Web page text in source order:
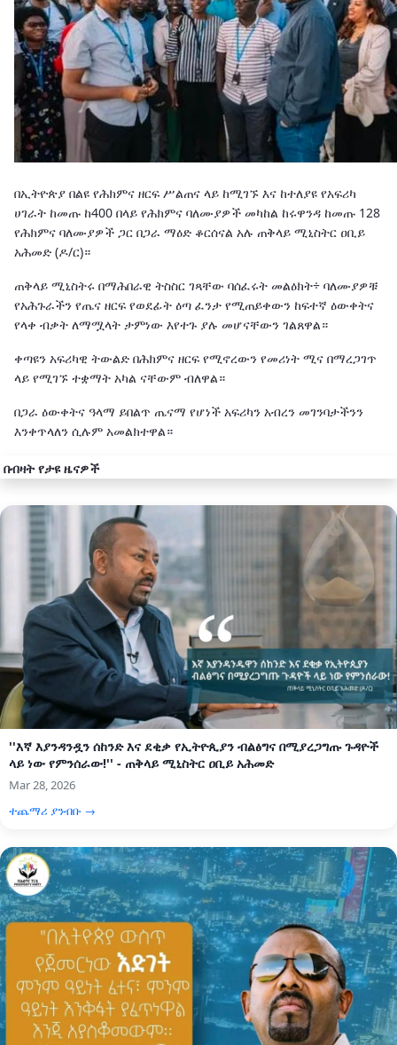
በኢትዮጵያ በልዩ የሕክምና ዘርፍ ሥልጠና ላይ ከሚገኙ እና ከተለያዩ የአፍሪካ
ሀገራት ከመጡ ከ400 በላይ የሕክምና ባለሙያዎች መካከል ከሩዋንዳ ከመጡ 128
የሕክምና ባለሙያዎች ጋር በጋራ ማዕድ ቆርሰናል አሉ ጠቅላይ ሚኒስትር ዐቢይ
አሕመድ (ዶ/ር)።
ጠቅላይ ሚኒስትሩ በማሕበራዊ ትስስር ገጻቸው ባሰፈሩት መልዕክት÷ ባለሙያዎቹ
የአሕጉራችን የጤና ዘርፍ የወደፊት ዕጣ ፈንታ የሚጠይቀውን ከፍተኛ ዕውቀትና
የላቀ ብቃት ለማሟላት ታምነው እየተጉ ያሉ መሆናቸውን ገልጸዋል።
ቀጣዩን አፍሪካዊ ትውልድ በሕክምና ዘርፍ የሚኖረውን የመሪነት ሚና በማረጋገጥ
ላይ የሚገኙ ተቋማት አካል ናቸውም ብለዋል።
‎በጋራ ዕውቀትና ዓላማ ይበልጥ ጤናማ የሆነች አፍሪካን አብረን መገንባታችንን
እንቀጥላለን ሲሉም አመልክተዋል።
በብዛት የታዩ ዜናዎች
''እኛ እያንዳንዷን ሰከንድ እና ደቂቃ የኢትዮጲያን ብልፅግና በሚያረጋግጡ ጉዳዮች
ላይ ነው የምንሰራው!'' - ጠቅላይ ሚኒስትር ዐቢይ አሕመድ
Mar 28, 2026
ተጨማሪ ያንብቡ →